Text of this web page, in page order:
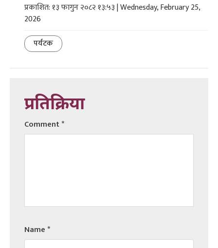
प्रकाशित: १३ फागुन २०८२ १३:५३ | Wednesday, February 25,
2026
पर्यटक
प्रतिक्रिया
Comment*
Name*